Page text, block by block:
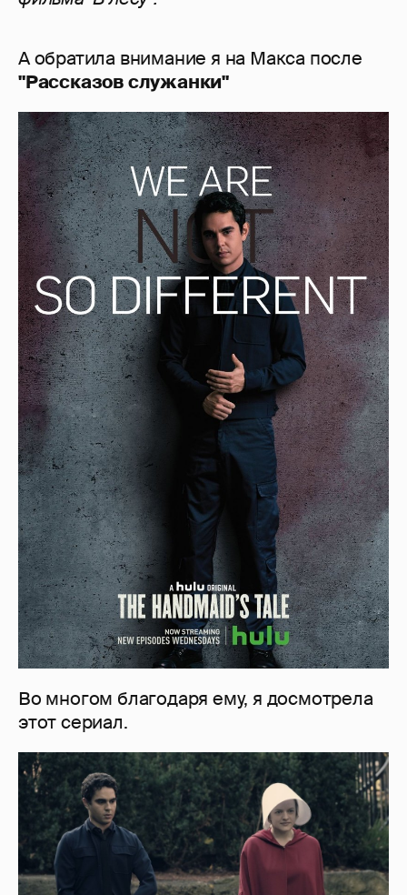
А обратила внимание я на Макса после
"Рассказов служанки"
Во многом благодаря ему, я досмотрела
этот сериал.